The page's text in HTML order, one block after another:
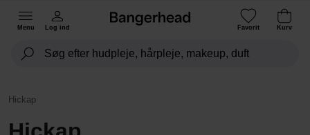
Menu Log ind Favorit Kurv
Hickap